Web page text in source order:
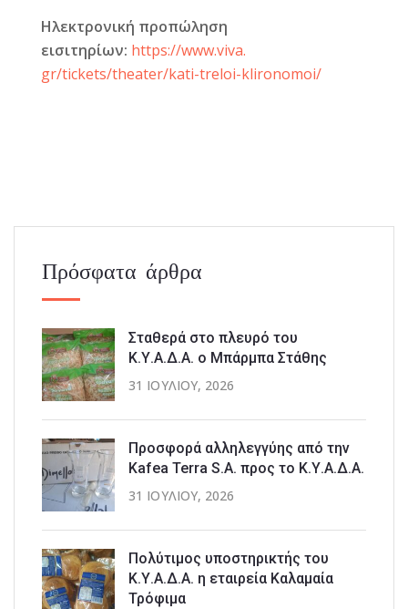
Ηλεκτρονική προπώληση
εισιτηρίων: https://www.viva.
gr/tickets/theater/kati-treloi-klironomoi/
Πρόσφατα άρθρα
Σταθερά στο πλευρό του
Κ.Υ.Α.Δ.Α. ο Μπάρμπα Στάθης
31 ΙΟΥΛΊΟΥ, 2026
Προσφορά αλληλεγγύης από την
Kafea Terra S.A. προς το Κ.Υ.Α.Δ.Α.
31 ΙΟΥΛΊΟΥ, 2026
Πολύτιμος υποστηρικτής του
Κ.Υ.Α.Δ.Α. η εταιρεία Καλαμαία
Τρόφιμα